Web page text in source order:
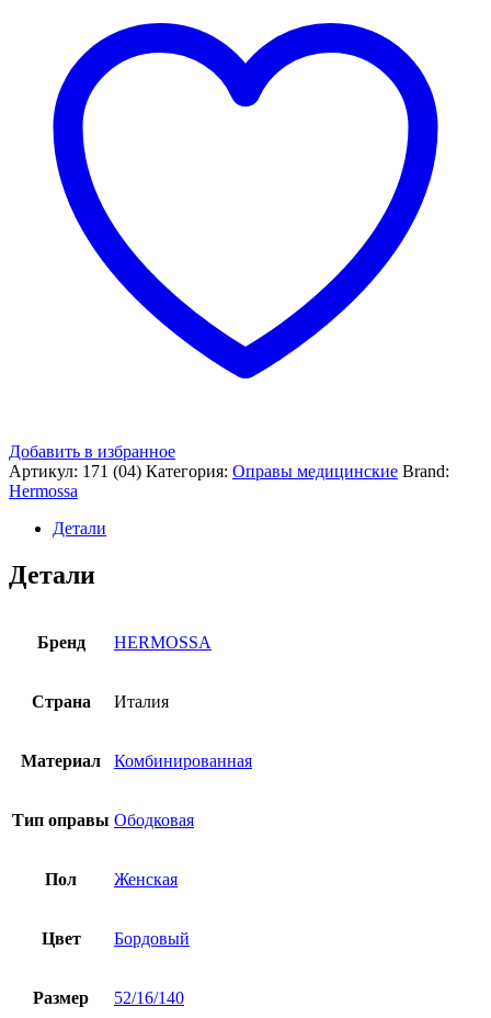
Добавить в избранное
Артикул: 171 (04) Категория: Оправы медицинские Brand:
Hermossa
Детали
Детали
Бренд HERMOSSA
Страна Италия
Материал Комбинированная
Тип оправы Ободковая
Пол Женская
Цвет Бордовый
Размер 52/16/140